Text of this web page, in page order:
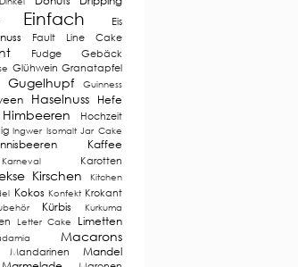
Einfach Eis
Fault Line Cake
Fudge Gebäck
Glühwein Granatapfel
Gugelhupf
Guinness
Haselnuss
Hefe
Himbeeren
Hochzeit
Ingwer Isomalt Jar Cake
Kaffee
Karneval Karotten
Kirschen
Kitchen
Kokos Konfekt Krokant
Kürbis
Kurkuma
Letter Cake Limetten
Macarons
Mandarinen
Mandel